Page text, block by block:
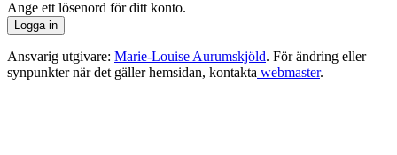
Ange ett lösenord för ditt konto.
Ansvarig utgivare: Marie-Louise Aurumskjöld. För ändring eller
synpunkter när det gäller hemsidan, kontakta webmaster.